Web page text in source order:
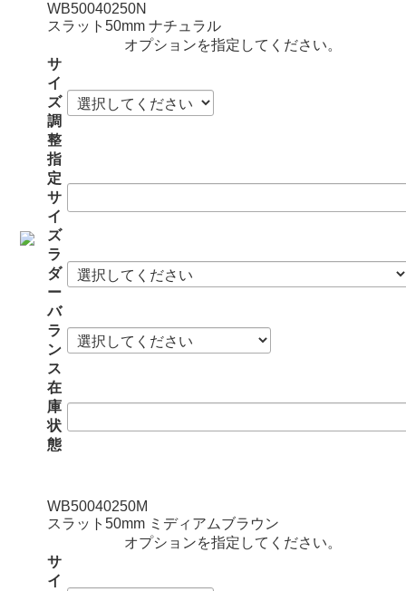
WB50040250N
スラット50mm ナチュラル
オプションを指定してください。
サ
イ
ズ
調
整
指
定
サ
イ
ズ
ラ
ダ
ー
バ
ラ
ン
ス
在
庫
状
態
WB50040250M
スラット50mm ミディアムブラウン
オプションを指定してください。
サ
イ